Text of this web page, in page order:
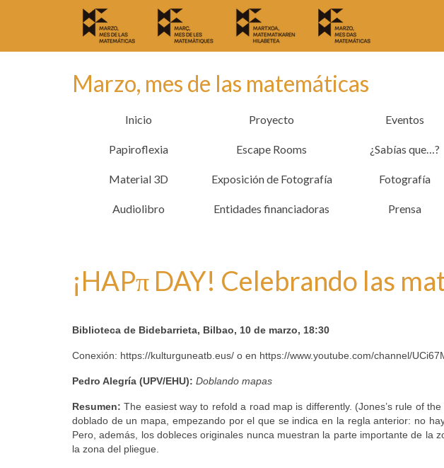
Marzo, mes de las matemáticas
Inicio Proyecto Eventos
Papiroflexia Escape Rooms ¿Sabías que…?
Material 3D Exposición de Fotografía Fotografía
Audiolibro Entidades financiadoras Prensa
¡HAPπ DAY! Celebrando las
Biblioteca de Bidebarrieta, Bilbao, 10 de marzo, 18:30
Conexión: https://kulturguneatb.eus/ o en https://www.youtube.com/channel/
Pedro Alegría (UPV/EHU): Doblando mapas
Resumen: The easiest way to refold a road map is differently. (Jones’s rule of
doblado de un mapa, empezando por el que se indica en la regla anterior: no
Pero, además, los dobleces originales nunca muestran la parte importante de la
la zona del pliegue.